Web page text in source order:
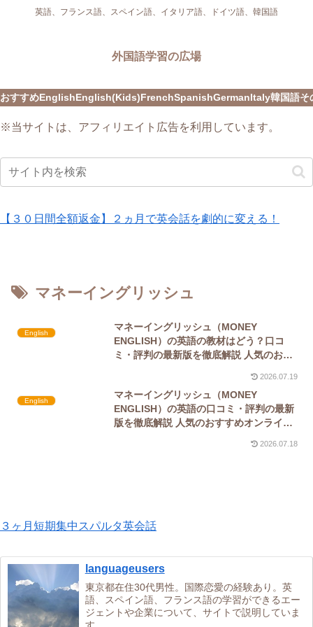
英語、フランス語、スペイン語、イタリア語、ドイツ語、韓国語
外国語学習の広場
おすすめEnglishEnglish(Kids)FrenchSpanishGermanItaly韓国語そ
※当サイトは、アフィリエイト広告を利用しています。
【３０日間全額返金】２ヵ月で英会話を劇的に変える！
マネーイングリッシュ
English
マネーイングリッシュ（MONEY
ENGLISH）の英語の教材はどう？口コ
ミ・評判の最新版を徹底解説 人気のおす
2026.07.19
English
マネーイングリッシュ（MONEY
ENGLISH）の英語の口コミ・評判の最新
版を徹底解説 人気のおすすめオンライン
2026.07.18
３ヶ月短期集中スパルタ英会話
languageusers
東京都在住30代男性。国際恋愛の経験あり。英
語、スペイン語、フランス語の学習ができるエー
ジェントや企業について、サイトで説明していま
す。